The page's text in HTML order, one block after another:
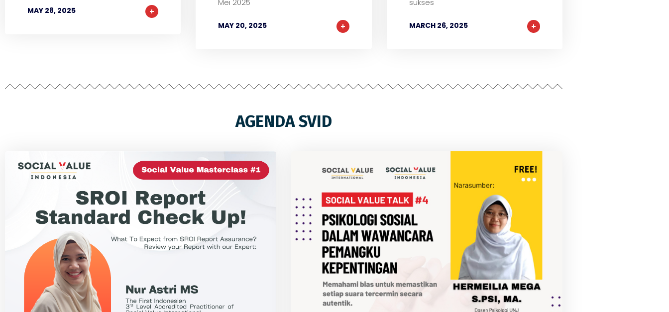
MAY 28, 2025
Mei 2025
MAY 20, 2025
sukses
MARCH 26, 2025
AGENDA SVID